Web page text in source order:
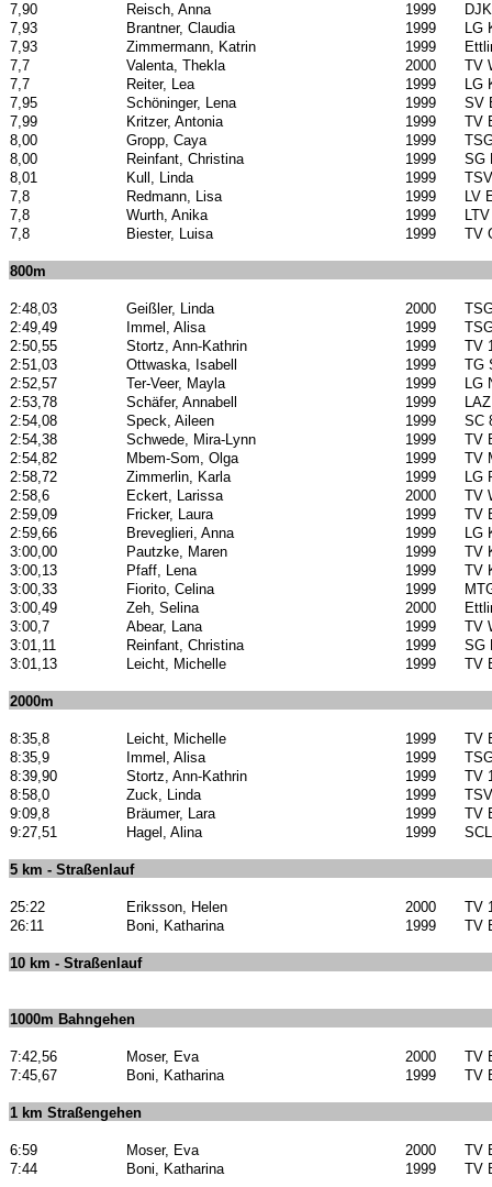
7,90
Reisch, Anna 1999
7,93
Brantner, Claudia 1999
LG
7,93
Zimmermann, Katrin 1999
7,7
Valenta, Thekla 2000
TV
7,7
Reiter, Lea 1999
LG
7,95
Schöninger, Lena 1999
SV
7,99
Kritzer, Antonia 1999
TV
8,00
Gropp, Caya 1999
8,00
Reinfant, Christina 1999
SG
8,01
Kull, Linda 1999
7,8
Redmann, Lisa 1999
LV
7,8
Wurth, Anika 1999
7,8
Biester, Luisa 1999 TV
800m
2:48,03 Geißler, Linda 2000
2:49,49
Immel, Alisa 1999
2:50,55
Stortz, Ann-Kathrin 1999
TV
2:51,03
Ottwaska, Isabell 1999
TG
2:52,57
Ter-Veer, Mayla 1999
LG
2:53,78
Schäfer, Annabell 1999
2:54,08
Speck, Aileen 1999
SC
2:54,38
Schwede, Mira-Lynn 1999
TV
2:54,82
Mbem-Som, Olga 1999
TV
2:58,72
Zimmerlin, Karla 1999
LG
2:58,6
Eckert, Larissa 2000
TV
2:59,09
Fricker, Laura 1999
TV
2:59,66
Breveglieri, Anna 1999
LG
3:00,00
Pautzke, Maren 1999
TV
3:00,13
Pfaff, Lena 1999
TV
3:00,33
Fiorito, Celina 1999
3:00,49
Zeh, Selina 2000
3:00,7
Abear, Lana 1999
TV
3:01,11
Reinfant, Christina 1999
SG
3:01,13
Leicht, Michelle 1999 TV
2000m
8:35,8 Leicht, Michelle 1999
TV
8:35,9
Immel, Alisa 1999
8:39,90
Stortz, Ann-Kathrin 1999
TV
8:58,0
Zuck, Linda 1999
9:09,8
Bräumer, Lara 1999
TV
9:27,51
Hagel, Alina 1999
5 km - Straßenlauf
25:22 Eriksson, Helen 2000
TV
26:11
Boni, Katharina 1999 TV
10 km - Straßenlauf
1000m Bahngehen
7:42,56 Moser, Eva 2000
TV
7:45,67
Boni, Katharina 1999 TV
1 km Straßengehen
6:59 Moser, Eva 2000
TV
7:44
Boni, Katharina 1999 TV